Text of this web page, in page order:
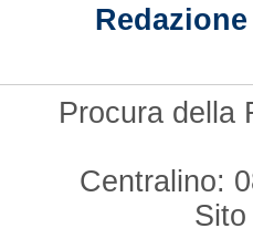
Redazione
Procura della
Centralino: